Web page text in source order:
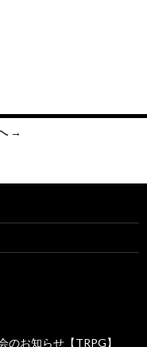
→
のお知らせ【TRPG】